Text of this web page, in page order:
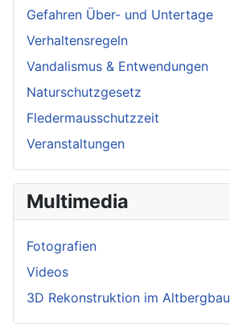
Gefahren Über- und Untertage
Verhaltensregeln
Vandalismus & Entwendungen
Naturschutzgesetz
Fledermausschutzzeit
Veranstaltungen
Multimedia
Fotografien
Videos
3D Rekonstruktion im Altbergbau